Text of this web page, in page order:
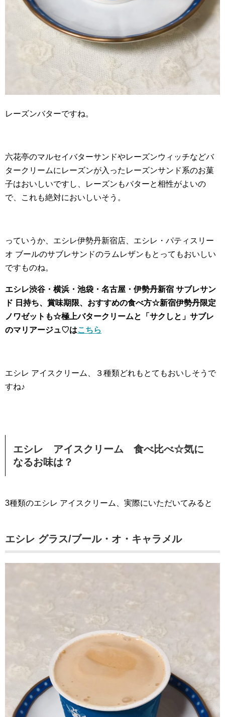
レーズンバターですね。
六花亭のマルセイバターサンドやレーズンウィッチなどバ
タークリームにレーズンが入ったレーズンサンド系のお菓
子はおいしいですし、レーズンもバターと相性がよいの
で、これも絶対においしいそう。
っていうか、エシレ伊勢丹新宿店、エシレ・パティスリー
オ ブールのサブレサンドのラムレザンもとってもおいしい
ですものね。
エシレ渋谷・横浜・池袋・名古屋・伊勢丹新宿 サブレサン
ド 日持ち、賞味期限、おすすめの食べ方☆新宿伊勢丹限定
ノワゼットも☆極上バタークリームと「サクしと」サブレ
のマリアージュ♡はこちら
エシレ アイスクリーム、３種類どれもとてもおいしそうで
すね♪
エシレ アイスクリーム 食べ比べ☆気に
なるお味は？
3種類のエシレ アイスクリーム、実際にいただいてみると
エシレ グラス/ブール・オ・キャラメル